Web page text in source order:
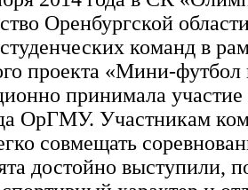
Оренбургской
команд в
проекта «Мини-футбол
принимала
ОрГМУ. Участникам
совмещать
достойно выступили,